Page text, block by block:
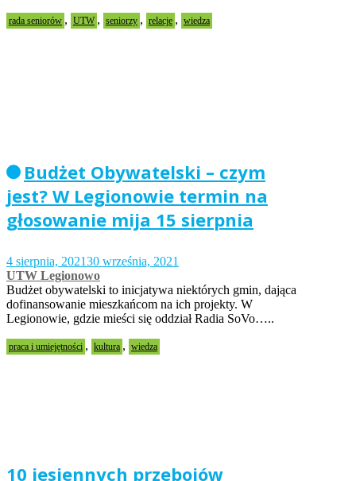
rada seniorów , UTW , seniorzy , relacje , wiedza
Budżet Obywatelski – czym
jest? W Legionowie termin na
głosowanie mija 15 sierpnia
4 sierpnia, 202130 września, 2021
UTW Legionowo
Budżet obywatelski to inicjatywa niektórych gmin, dająca
dofinansowanie mieszkańcom na ich projekty. W
Legionowie, gdzie mieści się oddział Radia SoVo…..
praca i umiejętności , kultura , wiedza
10 jesiennych przebojów